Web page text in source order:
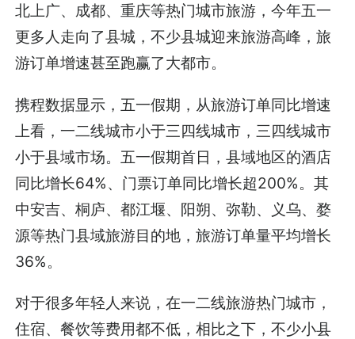
北上广、成都、重庆等热门城市旅游，今年五一
更多人走向了县城，不少县城迎来旅游高峰，旅
游订单增速甚至跑赢了大都市。
携程数据显示，五一假期，从旅游订单同比增速
上看，一二线城市小于三四线城市，三四线城市
小于县域市场。五一假期首日，县域地区的酒店
同比增长64%、门票订单同比增长超200%。其
中安吉、桐庐、都江堰、阳朔、弥勒、义乌、婺
源等热门县域旅游目的地，旅游订单量平均增长
36%。
对于很多年轻人来说，在一二线旅游热门城市，
住宿、餐饮等费用都不低，相比之下，不少小县